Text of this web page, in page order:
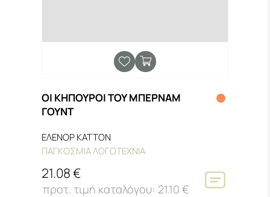
ΟΙ ΚΗΠΟΥΡΟΙ ΤΟΥ ΜΠΕΡΝΑΜ
ΓΟΥΝΤ
ΕΛΕΝΟΡ ΚΑΤΤΟΝ
ΠΑΓΚΟΣΜΙΑ ΛΟΓΟΤΕΧΝΙΑ
21.08 €
21.10 €